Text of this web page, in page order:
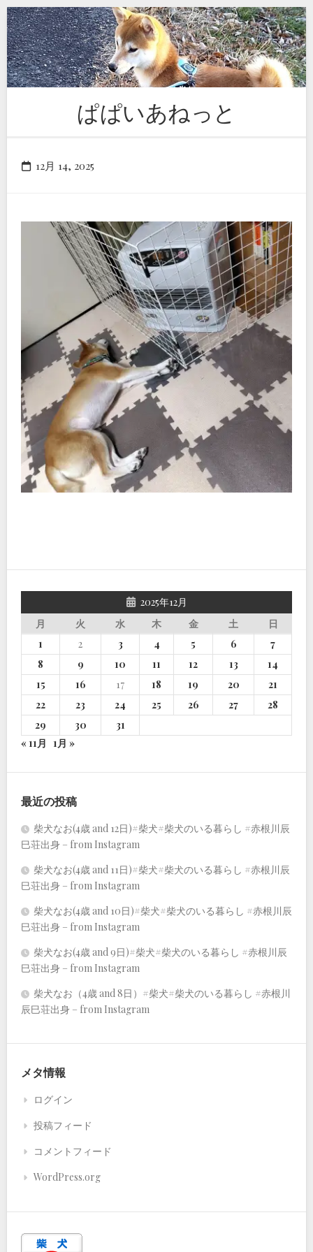
Skip
to
content
ぱぱいあねっと
12月 14, 2025
2025年12月
月
火 水 木 金 土
日
1
2 3 4 5 6
7
8
9 10 11 12 13
14
15
16 17 18 19 20
21
22
23 24 25 26 27
28
29
30
31
« 11月 1月 »
最近の投稿
柴犬なお(4歳 and 12日)#柴犬#柴犬のいる暮らし #赤根川辰
巳荘出身 – from Instagram
柴犬なお(4歳 and 11日)#柴犬#柴犬のいる暮らし #赤根川辰
巳荘出身 – from Instagram
柴犬なお(4歳 and 10日)#柴犬#柴犬のいる暮らし #赤根川辰
巳荘出身 – from Instagram
柴犬なお(4歳 and 9日)#柴犬#柴犬のいる暮らし #赤根川辰
巳荘出身 – from Instagram
柴犬なお（4歳 and 8日）#柴犬#柴犬のいる暮らし #赤根川
辰巳荘出身 – from Instagram
メタ情報
ログイン
投稿フィード
コメントフィード
WordPress.org